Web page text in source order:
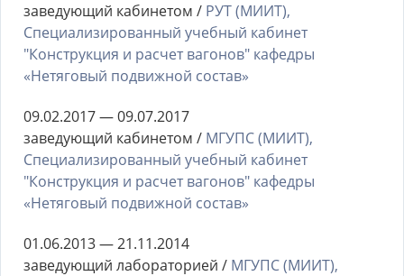
заведующий кабинетом / РУТ (МИИТ),
Специализированный учебный кабинет
"Конструкция и расчет вагонов" кафедры
«Нетяговый подвижной состав»
09.02.2017 — 09.07.2017
заведующий кабинетом / МГУПС (МИИТ),
Специализированный учебный кабинет
"Конструкция и расчет вагонов" кафедры
«Нетяговый подвижной состав»
01.06.2013 — 21.11.2014
заведующий лабораторией / МГУПС (МИИТ),